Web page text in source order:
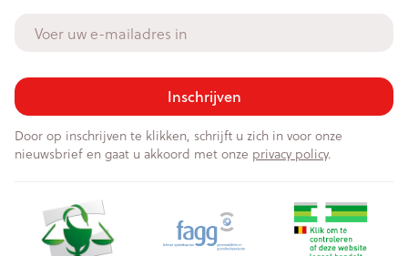
Inschrijven
Door op inschrijven te klikken, schrijft u zich in voor onze
nieuwsbrief en gaat u akkoord met onze privacy policy.